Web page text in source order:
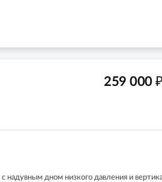
дном низкого давления и
259 000 ₽